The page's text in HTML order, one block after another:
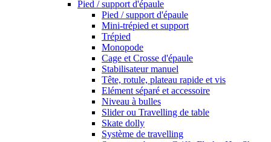
Pied / support d'épaule
Pied / support d'épaule
Mini-trépied et support
Trépied
Monopode
Cage et Crosse d'épaule
Stabilisateur manuel
Tête, rotule, plateau rapide et vis
Elément séparé et accessoire
Niveau à bulles
Slider ou Travelling de table
Skate dolly
Système de travelling